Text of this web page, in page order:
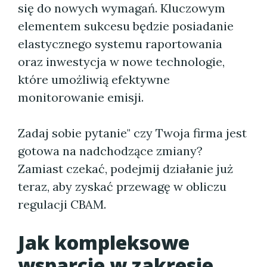
się do nowych wymagań. Kluczowym
elementem sukcesu będzie posiadanie
elastycznego systemu raportowania
oraz inwestycja w nowe technologie,
które umożliwią efektywne
monitorowanie emisji.
Zadaj sobie pytanie" czy Twoja firma jest
gotowa na nadchodzące zmiany?
Zamiast czekać, podejmij działanie już
teraz, aby zyskać przewagę w obliczu
regulacji CBAM.
Jak kompleksowe